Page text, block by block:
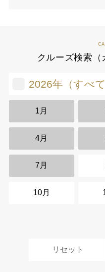
クルーズ検索（
2026年（すべて
1月
4月
7月
10月